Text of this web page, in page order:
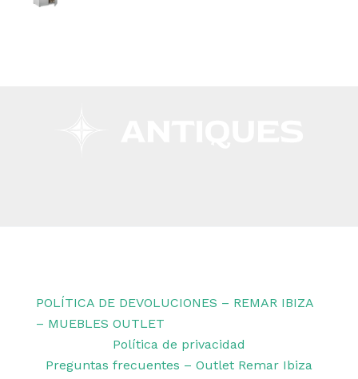
POLÍTICA DE DEVOLUCIONES – REMAR IBIZA
– MUEBLES OUTLET
Política de privacidad
Preguntas frecuentes – Outlet Remar Ibiza